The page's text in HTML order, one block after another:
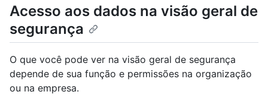
Acesso aos dados na visão geral de
segurança
O que você pode ver na visão geral de segurança
depende de sua função e permissões na organização
ou na empresa.